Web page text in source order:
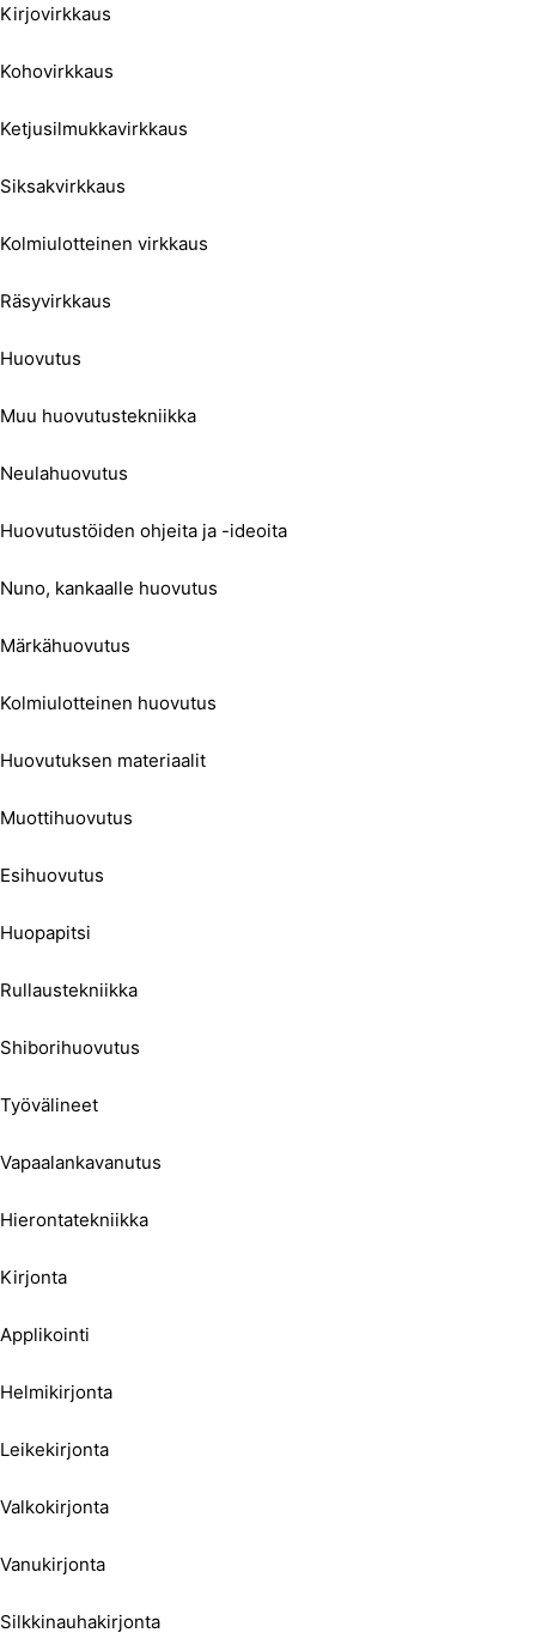
Kirjovirkkaus
Kohovirkkaus
Ketjusilmukkavirkkaus
Siksakvirkkaus
Kolmiulotteinen virkkaus
Räsyvirkkaus
Huovutus
Muu huovutustekniikka
Neulahuovutus
Huovutustöiden ohjeita ja -ideoita
Nuno, kankaalle huovutus
Märkähuovutus
Kolmiulotteinen huovutus
Huovutuksen materiaalit
Muottihuovutus
Esihuovutus
Huopapitsi
Rullaustekniikka
Shiborihuovutus
Työvälineet
Vapaalankavanutus
Hierontatekniikka
Kirjonta
Applikointi
Helmikirjonta
Leikekirjonta
Valkokirjonta
Vanukirjonta
Silkkinauhakirjonta